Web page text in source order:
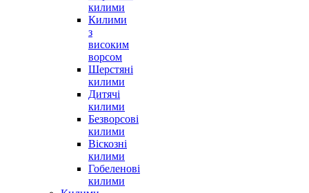
килими
Килими
з
високим
ворсом
Шерстяні
килими
Дитячі
килими
Безворсові
килими
Віскозні
килими
Гобеленові
килими